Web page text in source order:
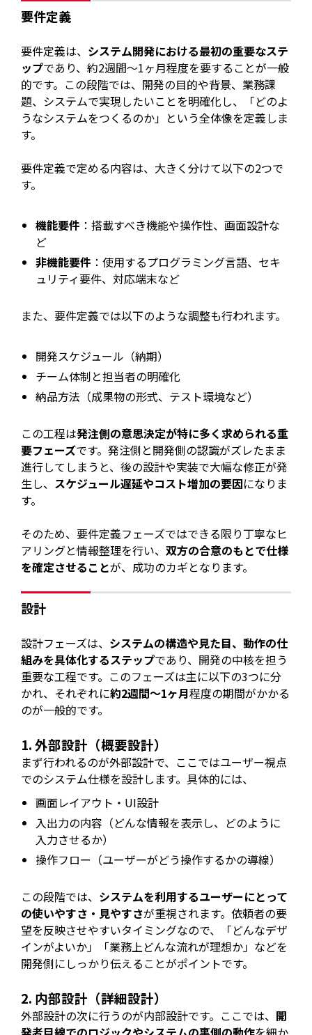
要件定義
要件定義は、 システム開発における最初の重要なステ
ップであり、約2週間〜1ヶ月程度を要することが一般
的です。この段階では、開発の目的や背景、業務課
題、システムで実現したいことを明確化し、「どのよ
うなシステムをつくるのか」という全体像を定義しま
す。
要件定義で定める内容は、大きく分けて以下の2つで
す。
機能要件 ：搭載すべき機能や操作性、画面設計な
ど
非機能要件 ：使用するプログラミング言語、セキ
ュリティ要件、対応端末など
また、要件定義では以下のような調整も行われます。
開発スケジュール（納期）
チーム体制と担当者の明確化
納品方法（成果物の形式、テスト環境など）
この工程は発注側の意思決定が特に多く求められる重
要フェーズです。発注側と開発側の認識がズレたまま
進行してしまうと、後の設計や実装で大幅な修正が発
生し、 スケジュール遅延やコスト増加の要因になりま
す。
そのため、要件定義フェーズではできる限り丁寧なヒ
アリングと情報整理を行い、双方の合意のもとで仕様
を確定させることが、成功のカギとなります。
設計
設計フェーズは、 システムの構造や見た目、動作の仕
組みを具体化するステップであり、開発の中核を担う
重要な工程です。このフェーズは主に以下の3つに分
かれ、それぞれに約2週間〜1ヶ月程度の期間がかかる
のが一般的です。
1. 外部設計（概要設計）
まず行われるのが外部設計で、ここではユーザー視点
でのシステム仕様を設計します。具体的には、
画面レイアウト・UI設計
入出力の内容（どんな情報を表示し、どのように
入力させるか）
操作フロー（ユーザーがどう操作するかの導線）
この段階では、 システムを利用するユーザーにとって
の使いやすさ・見やすさが重視されます。依頼者の要
望を反映させやすいタイミングなので、「どんなデザ
インがよいか」「業務上どんな流れが理想か」などを
開発側にしっかり伝えることがポイントです。
2. 内部設計（詳細設計）
外部設計の次に行うのが内部設計です。ここでは、 開